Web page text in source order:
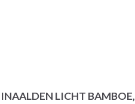
LICHT BAMBOE,